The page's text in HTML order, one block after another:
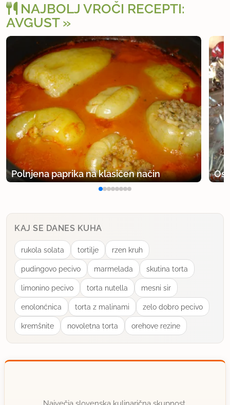
NAJBOLJ VROČI RECEPTI:
AVGUST
Polnjena paprika na klasičen način
KAJ SE DANES KUHA
rukola solata tortilje rzen kruh
pudingovo pecivo marmelada skutina torta
limonino pecivo torta nutella mesni sir
enolonćnica torta z malinami zelo dobro pecivo
kremšnite novoletna torta orehove rezine